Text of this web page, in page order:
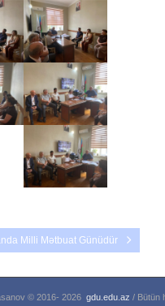
Milli Mətbuat Günüdür
© 2016- 2026 gdu.edu.az / Bütün